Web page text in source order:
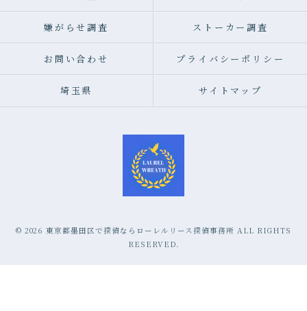
嫌がらせ調査 ストーカー調査
お問い合わせ プライバシーポリシー
埼玉県 サイトマップ
© 2026 東京都墨田区で探偵ならローレルリース探偵事務所 ALL RIGHTS
RESERVED.